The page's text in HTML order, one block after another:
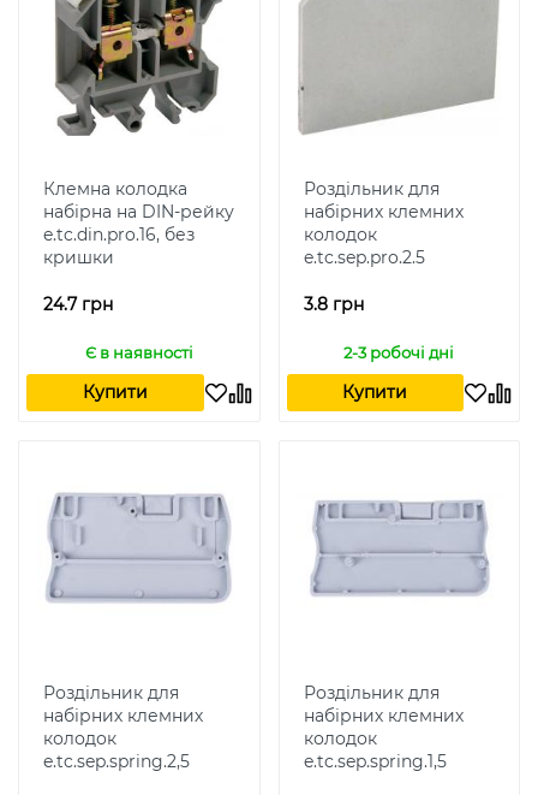
Клемна колодка
набірна на DIN-рейку
e.tc.din.pro.16, без
кришки
24.7 грн
Є в наявності
Купити
Роздільник для
набірних клемних
колодок
e.tc.sep.pro.2.5
3.8 грн
2-3 робочі дні
Купити
Роздільник для
набірних клемних
колодок
e.tc.sep.spring.2,5
Роздільник для
набірних клемних
колодок
e.tc.sep.spring.1,5